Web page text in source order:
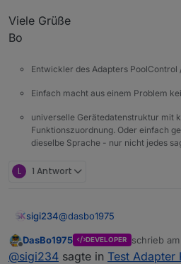
Viele Grüße
Bo
Entwickler des Adapters
Einfach macht aus einem Problem
universelle Gerätedatenstruktur mit
Funktionszuordnung. Oder einfach
dieselbe Sprache - nur nicht jedes
L 1 Antwort
sigi234@dasbo1975
Irgendwie fehlt mir noch
Laufzeit
Offline
DasBo1975 DEVELOPER schrieb am
zuletzt
@sigi234 sagte in Test Adapter